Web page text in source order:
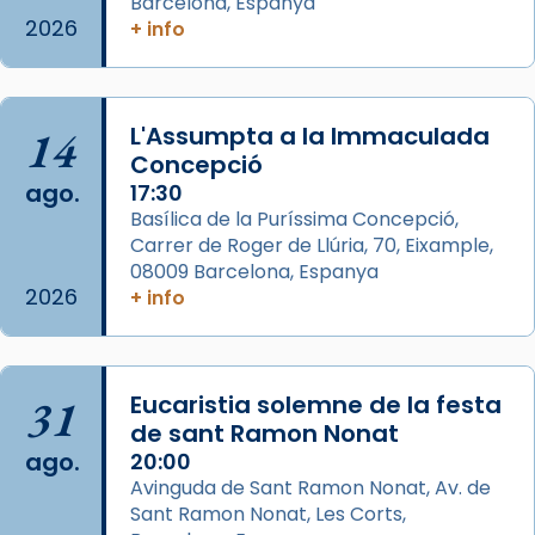
comitè organitzador de la visita apostòlica
L’arquebisbe de Barcelona, el cardenal Joan
Josep Omella, ha presidit la missa i l’ha
concelebrat el bisbe auxiliar de Barcelona,
Mons. David Abadías.
📸 Dr. G. Simón
Foto
Arquebisbat de Barcelona
2 weeks ago
Memòria de les santes Juliana i
Semproniana, verges i màrtirs.
2026
+ info
14
ago.
2026
L'Assumpta a la Immaculada
Concepció
17:30
Basílica de la Puríssima Concepció,
Carrer de Roger de Llúria, 70, Eixample,
08009 Barcelona, Espanya
+ info
31
ago.
Eucaristia solemne de la festa
de sant Ramon Nonat
20:00
Avinguda de Sant Ramon Nonat, Av. de
Sant Ramon Nonat, Les Corts,